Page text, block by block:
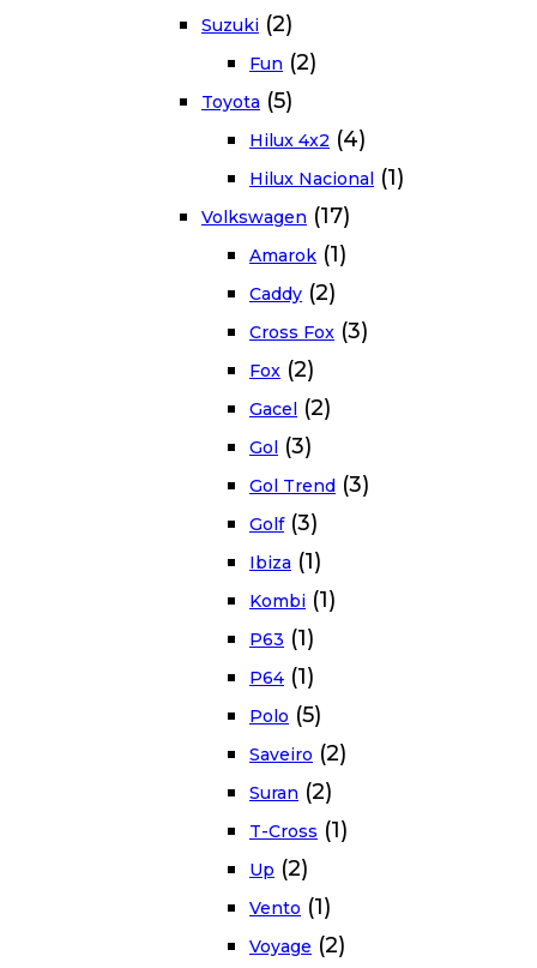
Suzuki (2)
Fun (2)
Toyota (5)
Hilux 4x2 (4)
Hilux Nacional (1)
Volkswagen (17)
Amarok (1)
Caddy (2)
Cross Fox (3)
Fox (2)
Gacel (2)
Gol (3)
Gol Trend (3)
Golf (3)
Ibiza (1)
Kombi (1)
P63 (1)
P64 (1)
Polo (5)
Saveiro (2)
Suran (2)
T-Cross (1)
Up (2)
Vento (1)
Voyage (2)